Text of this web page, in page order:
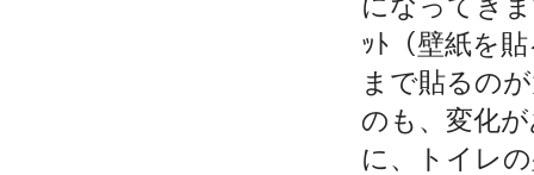
ｯﾄ（壁紙を
まで貼るの
のも、変化
に、トイレ